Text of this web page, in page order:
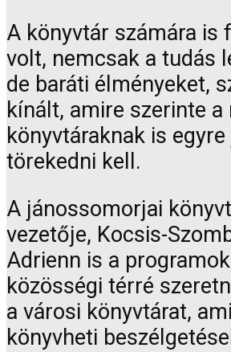
A könyvtár számára is
volt, nemcsak a tudás
de baráti élményeket,
kínált, amire szerinte a
könyvtáraknak is
törekedni kell.
A jánossomorjai
vezetője, Kocsis-
Adrienn is a
közösségi térré
a városi könyvtárat,
könyvheti